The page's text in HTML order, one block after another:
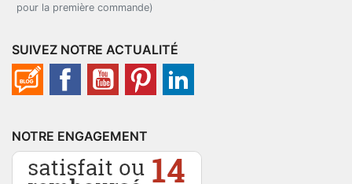
pour la première commande)
SUIVEZ NOTRE ACTUALITÉ
NOTRE ENGAGEMENT